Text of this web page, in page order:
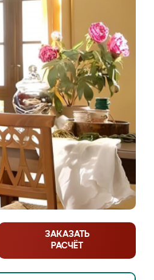
ЗАКАЗАТЬ
РАСЧЁТ